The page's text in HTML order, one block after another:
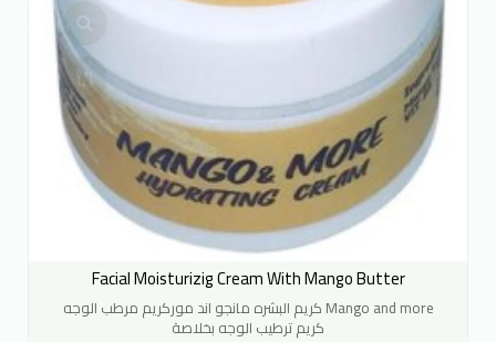
Facial Moisturizig Cream With Mango Butter
كريم البشره مانجو اند موركريم مرطب الوجه Mango and more
كريم ترطيب الوجه بخلاصة